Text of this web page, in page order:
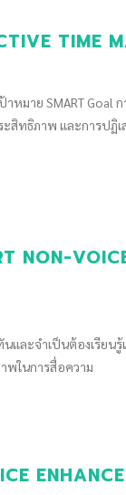
TIME
หมาย SMART Goal
สิทธิภาพ และการปฏิเ
NON-
ละจำเป็นต้องเรียนรู้
พในการสื่อความ